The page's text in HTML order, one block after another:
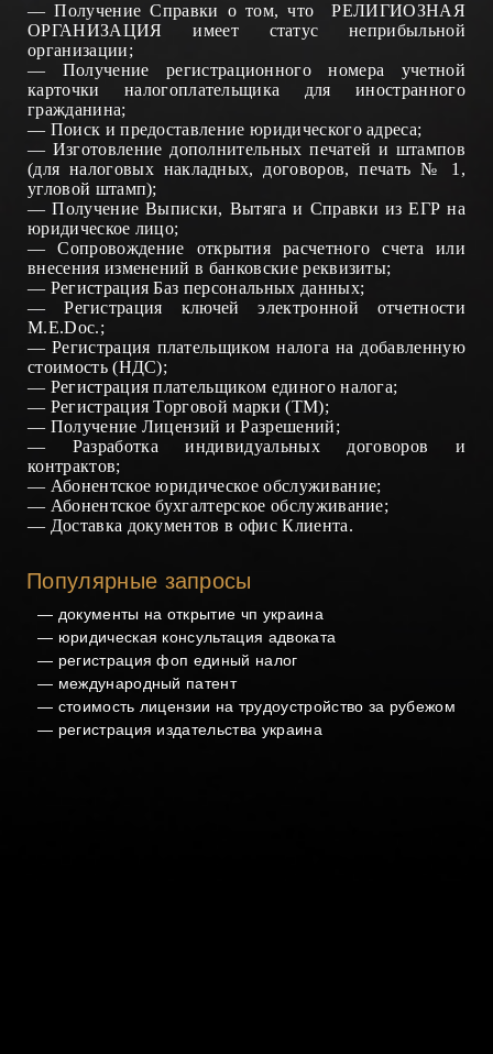
—Получение Справки о том, что
РЕЛИГИОЗНАЯ
ОРГАНИЗАЦИЯ имеет статус неприбыльной
организации;
— Получение регистрационного номера учетной
карточки налогоплательщика для иностранного
гражданина;
— Поиск и предоставление юридического адреса;
— Изготовление дополнительных печатей и штампов
(для налоговых накладных, договоров, печать № 1,
угловой штамп);
—ПолучениеВыписки, Вытяга и Справки из ЕГР на
юридическое лицо;
—Сопровождение открытия расчетного счета или
внесения изменений в банковские реквизиты;
— Регистрация Баз персональных данных;
—Регистрация ключей электронной отчетности
М.Е.Doc.;
—Регистрация плательщиком налога на добавленную
стоимость (НДС);
— Регистрация плательщиком единого налога;
— Регистрация Торговой марки (ТМ);
— Получение Лицензий иРазрешений;
— Разработка индивидуальных договоров и
контрактов;
— Абонентское юридическое обслуживание;
— Абонентское бухгалтерское обслуживание;
— Доставка документов в офис Клиента.
Популярные запросы
— документы на открытие чп украина
— юридическая консультация адвоката
— регистрация фоп единый налог
— международный патент
— стоимость лицензии на трудоустройство за рубежом
— регистрация издательства украина